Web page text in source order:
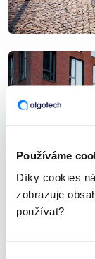
Používáme
Díky cookies
zobrazuje
používat?